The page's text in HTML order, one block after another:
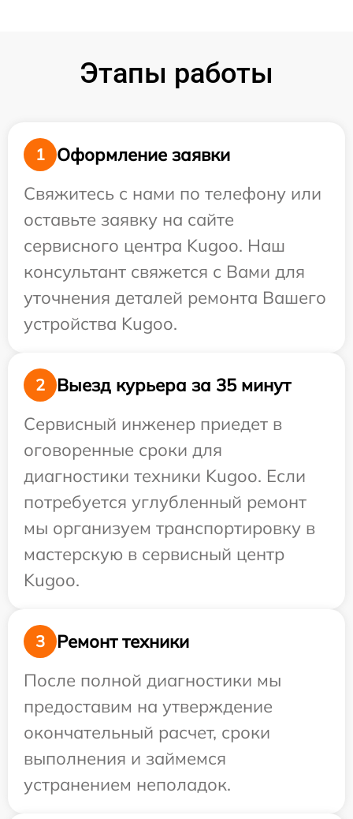
Этапы работы
1
Оформление заявки
Свяжитесь с нами по телефону или
оставьте заявку на сайте
сервисного центра Kugoo. Наш
консультант свяжется с Вами для
уточнения деталей ремонта Вашего
устройства Kugoo.
2
Выезд курьера за 35 минут
Сервисный инженер приедет в
оговоренные сроки для
диагностики техники Kugoo. Если
потребуется углубленный ремонт
мы организуем транспортировку в
мастерскую в сервисный центр
Kugoo.
3
Ремонт техники
После полной диагностики мы
предоставим на утверждение
окончательный расчет, сроки
выполнения и займемся
устранением неполадок.